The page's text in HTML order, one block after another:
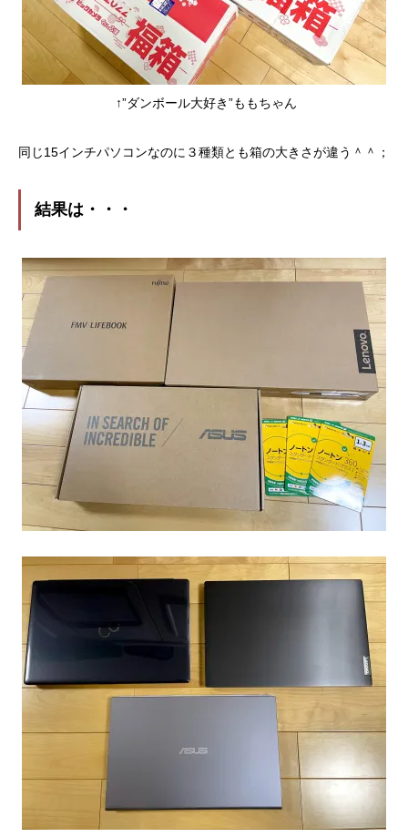
↑”ダンボール大好き”ももちゃん
同じ15インチパソコンなのに３種類とも箱の大きさが違う＾＾；
結果は・・・